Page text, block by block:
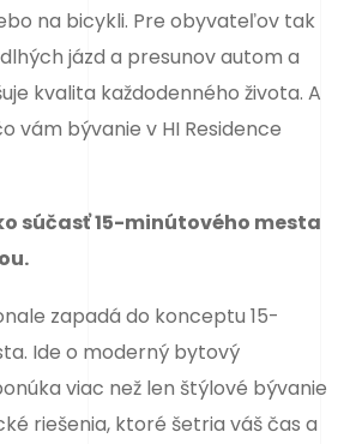
na bicykli. Pre obyvateľov tak
jázd a presunov autom a
kvalita každodenného života. A
vám bývanie v HI Residence
súčasť 15-minútového mesta
zapadá do konceptu 15-
Ide o moderný bytový
viac než len štýlové bývanie
riešenia, ktoré šetria váš čas a